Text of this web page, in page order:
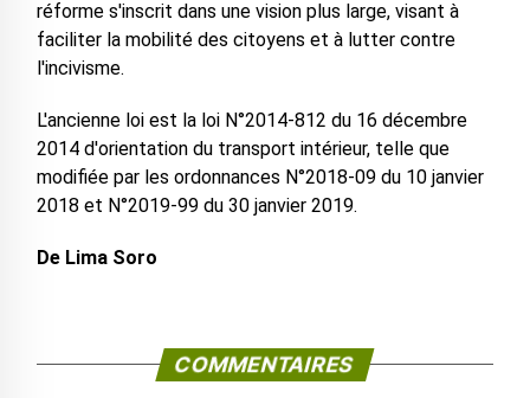
réforme s'inscrit dans une vision plus large, visant à
faciliter la mobilité des citoyens et à lutter contre
l'incivisme.
L'ancienne loi est la loi N°2014-812 du 16 décembre
2014 d'orientation du transport intérieur, telle que
modifiée par les ordonnances N°2018-09 du 10 janvier
2018 et N°2019-99 du 30 janvier 2019.
De Lima Soro
COMMENTAIRES